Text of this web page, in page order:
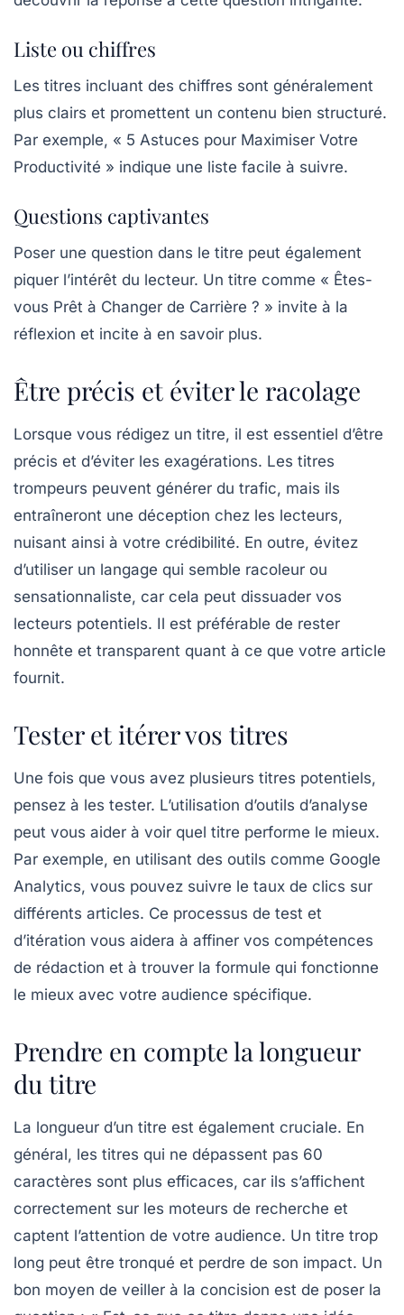
Liste ou chiffres
Les titres incluant des chiffres sont généralement
plus clairs et promettent un contenu bien structuré.
Par exemple, « 5 Astuces pour Maximiser Votre
Productivité » indique une liste facile à suivre.
Questions captivantes
Poser une question dans le titre peut également
piquer l’intérêt du lecteur. Un titre comme « Êtes-
vous Prêt à Changer de Carrière ? » invite à la
réflexion et incite à en savoir plus.
Être précis et éviter le racolage
Lorsque vous rédigez un titre, il est essentiel d’être
précis et d’éviter les exagérations. Les titres
trompeurs peuvent générer du trafic, mais ils
entraîneront une déception chez les lecteurs,
nuisant ainsi à votre crédibilité. En outre, évitez
d’utiliser un langage qui semble racoleur ou
sensationnaliste, car cela peut dissuader vos
lecteurs potentiels. Il est préférable de rester
honnête et transparent quant à ce que votre article
fournit.
Tester et itérer vos titres
Une fois que vous avez plusieurs titres potentiels,
pensez à les tester. L’utilisation d’outils d’analyse
peut vous aider à voir quel titre performe le mieux.
Par exemple, en utilisant des outils comme Google
Analytics, vous pouvez suivre le taux de clics sur
différents articles. Ce processus de test et
d’itération vous aidera à affiner vos compétences
de rédaction et à trouver la formule qui fonctionne
le mieux avec votre audience spécifique.
Prendre en compte la longueur
du titre
La longueur d’un titre est également cruciale. En
général, les titres qui ne dépassent pas 60
caractères sont plus efficaces, car ils s’affichent
correctement sur les moteurs de recherche et
captent l’attention de votre audience. Un titre trop
long peut être tronqué et perdre de son impact. Un
bon moyen de veiller à la concision est de poser la